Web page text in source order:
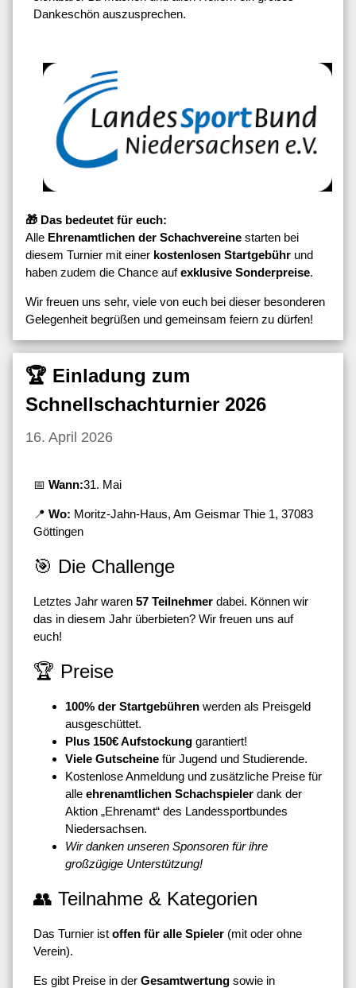
Dankeschön auszusprechen.
🎁 Das bedeutet für euch:
Alle Ehrenamtlichen der Schachvereine starten bei
diesem Turnier mit einer kostenlosen Startgebühr und
haben zudem die Chance aufexklusive Sonderpreise.
Wir freuen uns sehr, viele von euch bei dieser besonderen
Gelegenheit begrüßen und gemeinsam feiern zu dürfen!
🏆 Einladung zum
Schnellschachturnier 2026
16. April 2026
📅 Wann:31. Mai
📍 Wo: Moritz-Jahn-Haus, Am Geismar Thie 1, 37083
Göttingen
🎯 Die Challenge
Letztes Jahr waren 57 Teilnehmer dabei. Können wir
das in diesem Jahr überbieten? Wir freuen uns auf
euch!
🏆 Preise
100% der Startgebühren werden als Preisgeld
ausgeschüttet.
Plus 150€ Aufstockung garantiert!
Viele Gutscheine für Jugend und Studierende.
Kostenlose Anmeldung und zusätzliche Preise für
alle ehrenamtlichen Schachspieler dank der
Aktion „Ehrenamt“ des Landessportbundes
Niedersachsen.
Wir danken unseren Sponsoren für ihre
großzügige Unterstützung!
👥 Teilnahme & Kategorien
Das Turnier ist offen für alle Spieler (mit oder ohne
Verein).
Es gibt Preise in der Gesamtwertung sowie in